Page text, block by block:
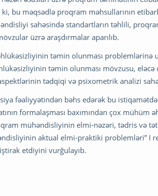
bu məqsədlə proqram məhsullarının
sahəsində standartların təhlili,
üzrə araşdırmalar aparılıb.
təmin olunması problemlərinə
təmin olunması mövzusu,
aspektlərinin tədqiqi və psixometrik analizi
fəaliyyətindən bəhs edərək bu
formalaşması baxımından çox
mühəndisliyinin elmi-nəzəri, tədris və
aktual elmi-praktiki problemləri” I
etdiyini vurğulayıb.